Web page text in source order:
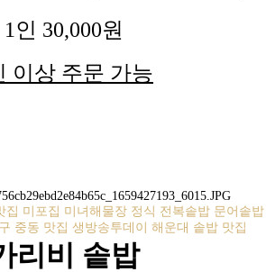
1인 30,000원
이상 주문 가능
집 미포집 미녀해물장 정식 전복솥밥 문어솥밥
중동 맛집 생방송투데이 해운대 솥밥 맛집
리비 솥밥